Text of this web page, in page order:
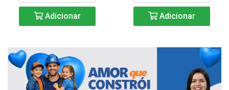
Adicionar Adicionar